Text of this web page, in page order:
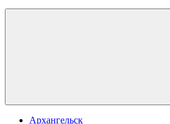
Архангельск